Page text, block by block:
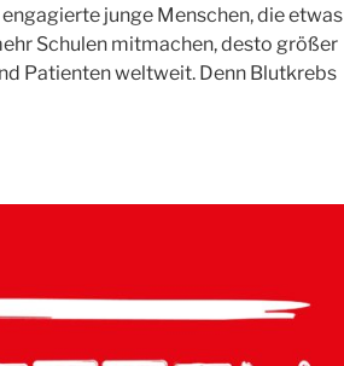
junge Menschen, die etwas
Schulen mitmachen, desto größer
Patienten weltweit. Denn Blutkrebs